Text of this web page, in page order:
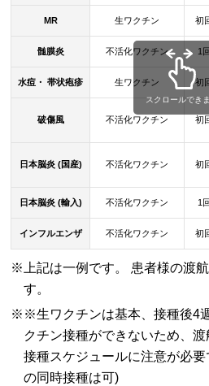
MR 生ワクチン 初
髄膜炎 不活化ワクチン 1
水痘・ 帯状疱疹 生ワクチン 初
破傷風 不活化ワクチン 初
日本脳炎 (国産) 不活化ワクチン 初
日本脳炎 (輸入) 不活化ワクチン 1
インフルエンザ 不活化ワクチン 初
スクロールでき
※上記は一例です。 患者様の渡
す。
※※生ワクチンは基本、接種後4
クチン接種ができないため、
接種スケジュールに注意が必
の同時接種は可)